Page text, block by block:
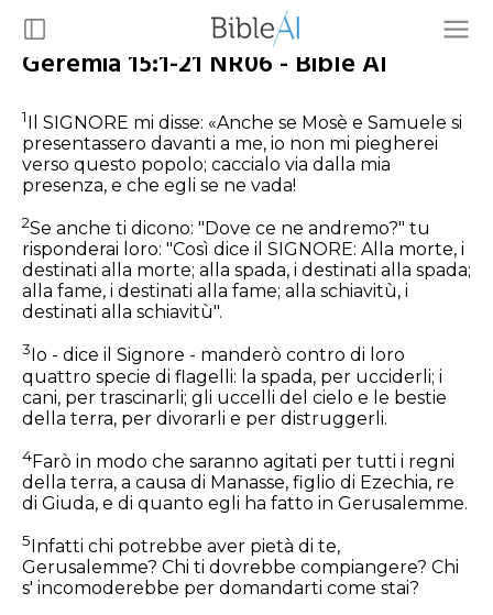
Geremia 15:1-21 NR06 - Bible AI
1Il SIGNORE mi disse: «Anche se Mosè e Samuele si
presentassero davanti a me, io non mi piegherei
verso questo popolo; caccialo via dalla mia
presenza, e che egli se ne vada!
2Se anche ti dicono: "Dove ce ne andremo?" tu
risponderai loro: "Così dice il SIGNORE: Alla morte, i
destinati alla morte; alla spada, i destinati alla spada;
alla fame, i destinati alla fame; alla schiavitù, i
destinati alla schiavitù".
3 Io - dice il Signore - manderò contro di loro
quattro specie di flagelli: la spada, per ucciderli; i
cani, per trascinarli; gli uccelli del cielo e le bestie
della terra, per divorarli e per distruggerli.
4Farò in modo che saranno agitati per tutti i regni
della terra, a causa di Manasse, figlio di Ezechia, re
di Giuda, e di quanto egli ha fatto in Gerusalemme.
5 Infatti chi potrebbe aver pietà di te,
Gerusalemme? Chi ti dovrebbe compiangere? Chi
s' incomoderebbe per domandarti come stai?